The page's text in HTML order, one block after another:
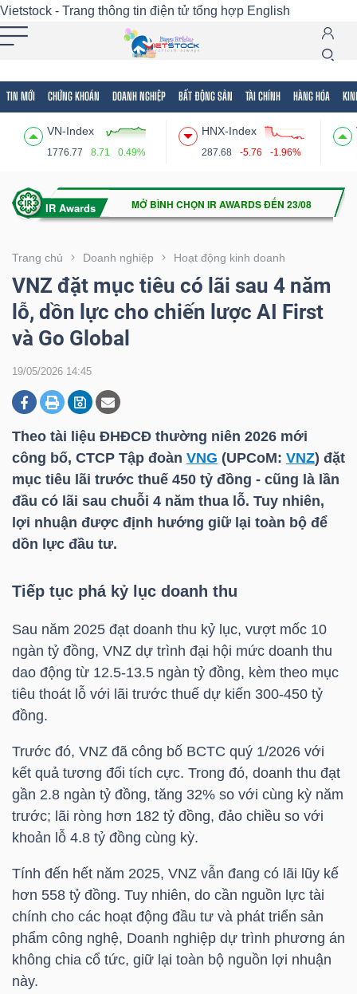
Vietstock - Trang thông tin điện tử tổng hợp English
TIN MỚI CHỨNG KHOÁN DOANH NGHIỆP BẤT ĐỘNG SẢN TÀI CHÍNH HÀNG HÓA
VN-Index
1776.77 8.71 0.49%
HNX-Index
287.68 -5.76 -1.96%
Trang chủ Doanh nghiệp Hoạt động kinh doanh
VNZ đặt mục tiêu có lãi sau 4 năm
lỗ, dồn lực cho chiến lược AI First
và Go Global
19/05/2026 14:45
Theo tài liệu ĐHĐCĐ thường niên 2026 mới
công bố, CTCP Tập đoàn VNG (UPCoM: VNZ) đặt
mục tiêu lãi trước thuế 450 tỷ đồng - cũng là lần
đầu có lãi sau chuỗi 4 năm thua lỗ. Tuy nhiên,
lợi nhuận được định hướng giữ lại toàn bộ để
dồn lực đầu tư.
Tiếp tục phá kỷ lục doanh thu
Sau năm 2025 đạt doanh thu kỷ lục, vượt mốc 10
ngàn tỷ đồng, VNZ dự trình đại hội mức doanh thu
dao động từ 12.5-13.5 ngàn tỷ đồng, kèm theo mục
tiêu thoát lỗ với lãi trước thuế dự kiến 300-450 tỷ
đồng.
Trước đó, VNZ đã công bố BCTC quý 1/2026 với
kết quả tương đối tích cực. Trong đó, doanh thu đạt
gần 2.8 ngàn tỷ đồng, tăng 32% so với cùng kỳ năm
trước; lãi ròng hơn 182 tỷ đồng, đảo chiều so với
khoản lỗ 4.8 tỷ đồng cùng kỳ.
Tính đến hết năm 2025, VNZ vẫn đang có lãi lũy kế
hơn 558 tỷ đồng. Tuy nhiên, do cần nguồn lực tài
chính cho các hoạt động đầu tư và phát triển sản
phẩm công nghệ, Doanh nghiệp dự trình phương án
không chia cổ tức, giữ lại toàn bộ nguồn lợi nhuận
này.
Tất cả Tính năng Ngành Mã chứng khoán
Tính
(-)
VIETSTOCK
CHỨNG
KHOÁN
DOANH
NGHIỆP
BẤT
ĐỘNG
SẢN
TÀI
CHÍNH
HÀNG
HÓA
KINH
TẾ
THẾ
GIỚI